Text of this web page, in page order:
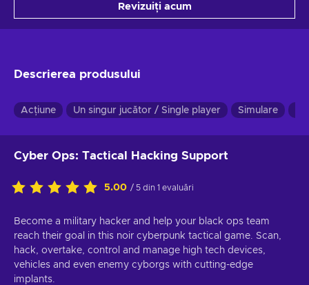
Revizuiți acum
Descrierea produsului
Acțiune Un singur jucător / Single player Simulare
Cyber Ops: Tactical Hacking Support
5.00 / 5 din 1 evaluări
Become a military hacker and help your black ops team
reach their goal in this noir cyberpunk tactical game. Scan,
hack, overtake, control and manage high tech devices,
vehicles and even enemy cyborgs with cutting-edge
implants.